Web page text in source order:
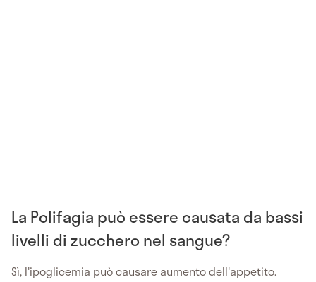
La Polifagia può essere causata da bassi
livelli di zucchero nel sangue?
Sì, l'ipoglicemia può causare aumento dell'appetito.